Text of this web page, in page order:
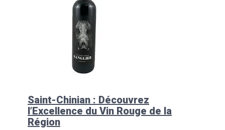
Saint-Chinian : Découvrez
l’Excellence du Vin Rouge de la
Région